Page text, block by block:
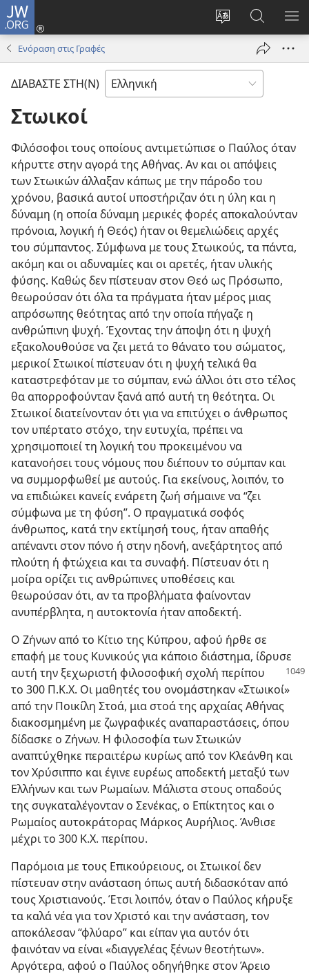
JW.ORG
Αλλαγή
γλώσσας
ιστότοπου
Σύνδεση
(ανοίγει
παράθυρο)
στο
JW.ORG
Ενόραση στις Γραφές
ΔΙΑΒΑΣΤΕ ΣΤΗ(Ν)
Στωικοί
Φιλόσοφοι τους οποίους αντιμετώπισε ο Παύλος όταν
κήρυττε στην αγορά της Αθήνας. Αν και οι απόψεις
των Στωικών άλλαξαν κάπως με την πάροδο του
χρόνου, βασικά αυτοί υποστήριζαν ότι η ύλη και η
δύναμη (η οποία δύναμη μερικές φορές αποκαλούνταν
πρόνοια, λογική ή Θεός) ήταν οι θεμελιώδεις αρχές
του σύμπαντος. Σύμφωνα με τους Στωικούς, τα πάντα,
ακόμη και οι αδυναμίες και οι αρετές, ήταν υλικής
φύσης. Καθώς δεν πίστευαν στον Θεό ως Πρόσωπο,
θεωρούσαν ότι όλα τα πράγματα ήταν μέρος μιας
απρόσωπης θεότητας από την οποία πήγαζε η
ανθρώπινη ψυχή. Έχοντας την άποψη ότι η ψυχή
εξακολουθούσε να ζει μετά το θάνατο του σώματος,
μερικοί Στωικοί πίστευαν ότι η ψυχή τελικά θα
καταστρεφόταν με το σύμπαν, ενώ άλλοι ότι στο τέλος
θα απορροφούνταν ξανά από αυτή τη θεότητα. Οι
Στωικοί διατείνονταν ότι για να επιτύχει ο άνθρωπος
τον υπέρτατο στόχο, την ευτυχία, πρέπει να
χρησιμοποιεί τη λογική του προκειμένου να
κατανοήσει τους νόμους που διέπουν το σύμπαν και
να συμμορφωθεί με αυτούς. Για εκείνους, λοιπόν, το
να επιδιώκει κανείς ενάρετη ζωή σήμαινε να “ζει
σύμφωνα με τη φύση”. Ο πραγματικά σοφός
άνθρωπος, κατά την εκτίμησή τους, ήταν απαθής
απέναντι στον πόνο ή στην ηδονή, ανεξάρτητος από
πλούτη ή φτώχεια και τα συναφή. Πίστευαν ότι η
μοίρα ορίζει τις ανθρώπινες υποθέσεις και
θεωρούσαν ότι, αν τα προβλήματα φαίνονταν
ανυπέρβλητα, η αυτοκτονία ήταν αποδεκτή.
Ο Ζήνων από το Κίτιο της Κύπρου, αφού ήρθε σε
επαφή με τους Κυνικούς για κάποιο διάστημα, ίδρυσε
αυτή την ξεχωριστή φιλοσοφική σχολή περίπου
το 300 Π.Κ.Χ. Οι μαθητές του ονομάστηκαν «Στωικοί»
από την Ποικίλη Στοά, μια στοά της αρχαίας Αθήνας
διακοσμημένη με ζωγραφικές αναπαραστάσεις, όπου
δίδασκε ο Ζήνων. Η φιλοσοφία των Στωικών
αναπτύχθηκε περαιτέρω κυρίως από τον Κλεάνθη και
τον Χρύσιππο και έγινε ευρέως αποδεκτή μεταξύ των
Ελλήνων και των Ρωμαίων. Μάλιστα στους οπαδούς
της συγκαταλέγονταν ο Σενέκας, ο Επίκτητος και ο
Ρωμαίος αυτοκράτορας Μάρκος Αυρήλιος. Άνθισε
μέχρι το 300 Κ.Χ. περίπου.
Παρόμοια με τους Επικούρειους, οι Στωικοί δεν
πίστευαν στην ανάσταση όπως αυτή διδασκόταν από
τους Χριστιανούς. Έτσι λοιπόν, όταν ο Παύλος κήρυξε
τα καλά νέα για τον Χριστό και την ανάσταση, τον
αποκάλεσαν “φλύαρο” και είπαν για αυτόν ότι
φαινόταν να είναι «διαγγελέας ξένων θεοτήτων».
Αργότερα, αφού ο Παύλος οδηγήθηκε στον Άρειο